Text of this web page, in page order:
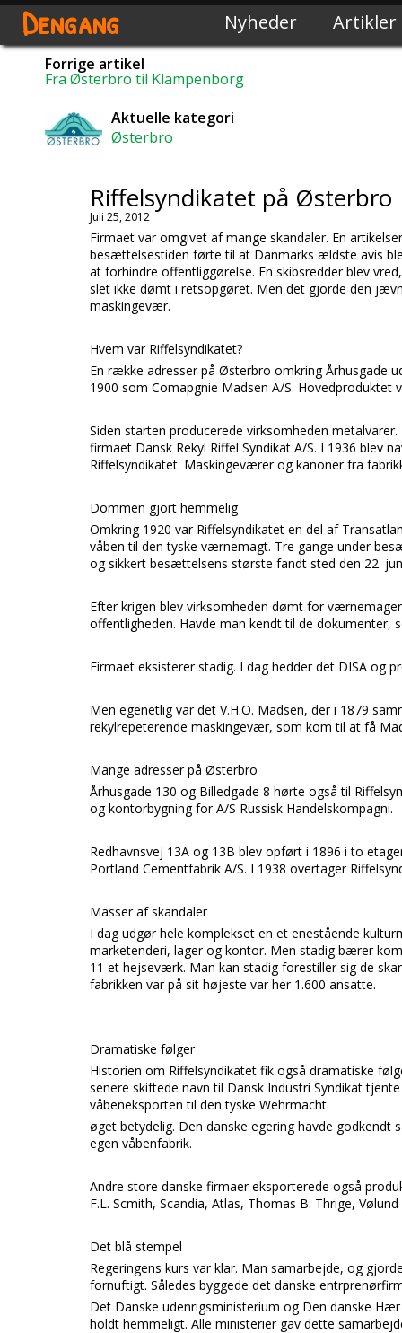
Dengang Nyheder Artikler
Forrige artikel
Fra Østerbro til Klampenborg
Aktuelle kategori
Østerbro
Riffelsyndikatet på Østerbro
Juli 25, 2012
Firmaet var omgivet af mange skandaler. En
besættelsestiden førte til at Danmarks ældste avis
at forhindre offentliggørelse. En skibsredder blev
slet ikke dømt i retsopgøret. Men det gjorde den
maskingevær.
Hvem var Riffelsyndikatet?
En række adresser på Østerbro omkringÅrhusgade
1900 som Comapgnie Madsen A/S. Hovedproduktet
Siden starten producerede virksomheden
firmaet Dansk Rekyl Riffel Syndikat A/S. I 1936 blev
Riffelsyndikatet. Maskingeværer og kanoner fra
Dommen gjort hemmelig
Omkring 1920 var Riffelsyndikatet en del af T
våben til den tyske værnemagt. Tre gange under
og sikkert besættelsens største fandt sted den 22.
Efter krigen blev virksomheden dømt for
offentligheden. Havde man kendt til de
Firmaet eksisterer stadig. I dag hedder det DISA og
Men egenetlig var det V.H.O. Madsen, der i 1879
rekylrepeterende maskingevær, som kom til at få
Mange adresser på Østerbro
Århusgade 130 og Billedgade 8 hørte også til
og kontorbygning forA/S Russisk Handelskompagni.
Redhavnsvej 13A og 13B blev opført i 1896 i to
Portland Cementfabrik A/S. I 1938 overtager
Masser af skandaler
I dag udgør hele komplekset en et enestående
marketenderi, lager og kontor. Men stadig bærer
11 et hejseværk. Man kan stadig forestiller sig de
fabrikken var på sit højeste var her 1.600 ansatte.
Dramatiske følger
Historien om Riffelsyndikatet fik også dramatiske
senere skiftede navn til Dansk Industri Syndikattjente
våbeneksporten til den tyske Wehrmacht
øget betydelig. Den danske egering havde
egen våbenfabrik.
Andre store danske firmaer eksporterede også
F.L. Scmith, Scandia, Atlas, Thomas B. Thrige,
Det blå stempel
Regeringens kurs var klar. Man samarbejde, og
fornuftigt. Således byggede det danske
Det Danske udenrigsministerium og Den danske
holdt hemmeligt. Alle ministerier gav dette